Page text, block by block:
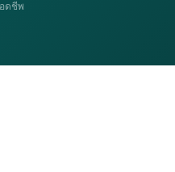
ดชีพ